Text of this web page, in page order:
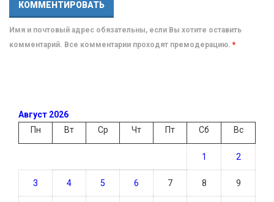
Имя и почтовый адрес обязательны, если Вы хотите оставить
комментарий. Все комментарии проходят премодерацию. *
Август 2026
Пн
Вт Ср Чт Пт Сб Вс
1 2
3 4 5 6 7 8 9